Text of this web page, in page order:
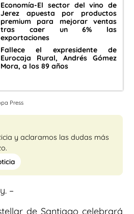
Economía-El sector del vino de
Jerez apuesta por productos
premium para mejorar ventas
tras caer un 6% las
exportaciones
Fallece el expresidente de
Eurocaja Rural, Andrés Gómez
Mora, a los 89 años
Press
y aclaramos las dudas más
–
de Santiago celebrará